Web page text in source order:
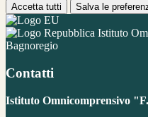
Accetta tutti Salva le
Istituto
Bagnoregio
Contatti
Istituto Omnicomprensivo